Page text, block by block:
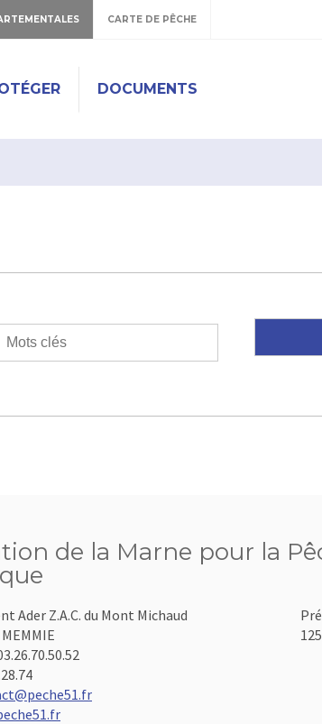
CARTE DE PÊCHE
DOCUMENTS
de la Marne pour la
Ader Z.A.C. du Mont Michaud